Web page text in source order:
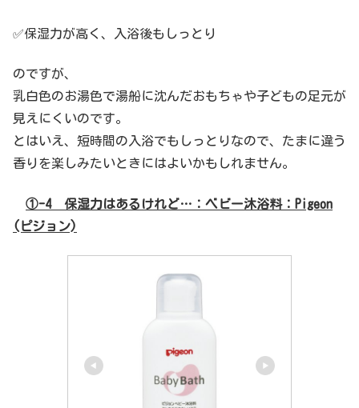
✅保湿力が高く、入浴後もしっとり
のですが、
乳白色のお湯色で湯船に沈んだおもちゃや子どもの足元が
見えにくいのです。
とはいえ、短時間の入浴でもしっとりなので、たまに違う
香りを楽しみたいときにはよいかもしれません。
①-4 保湿力はあるけれど…：ベビー沐浴料：Pigeon
(ピジョン)